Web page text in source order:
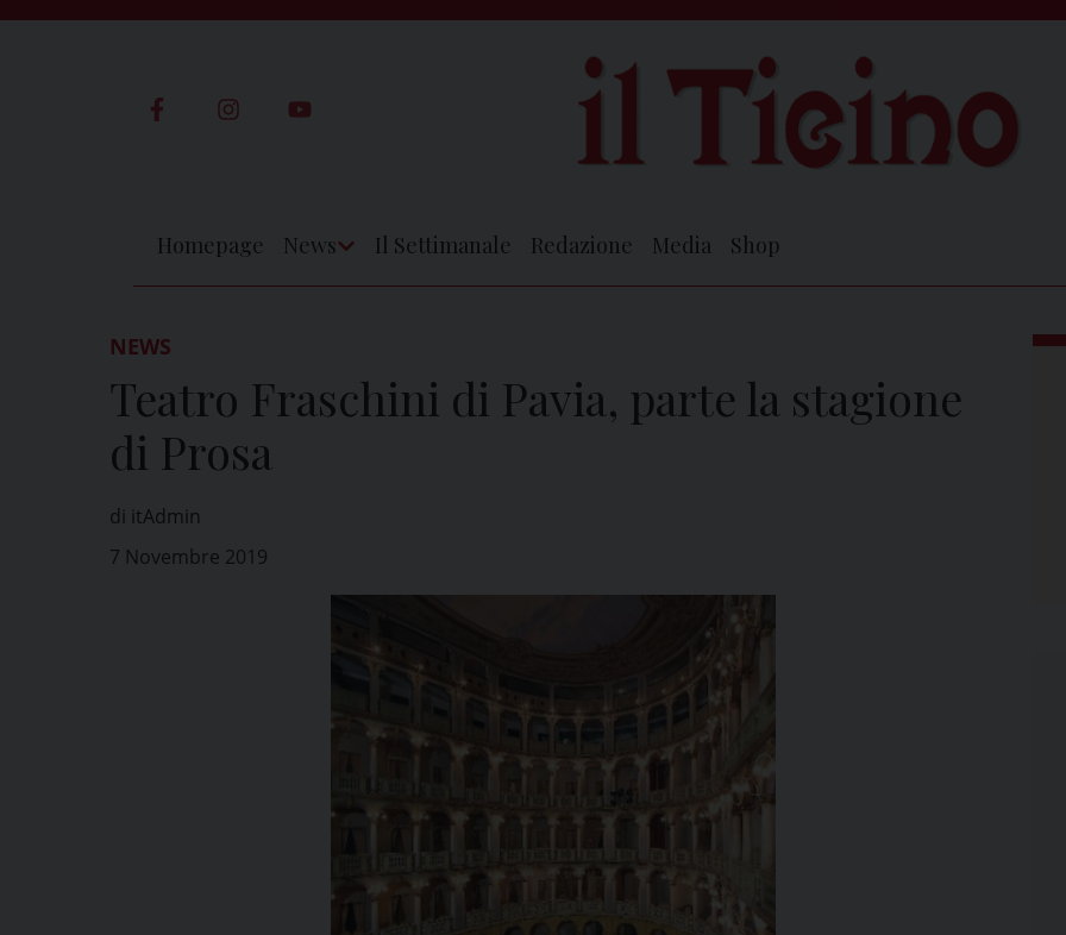
Homepage News Il Settimanale Redazione Media Shop
NEWS
Teatro Fraschini di Pavia, parte la stagione
di Prosa
di itAdmin
7 Novembre 2019